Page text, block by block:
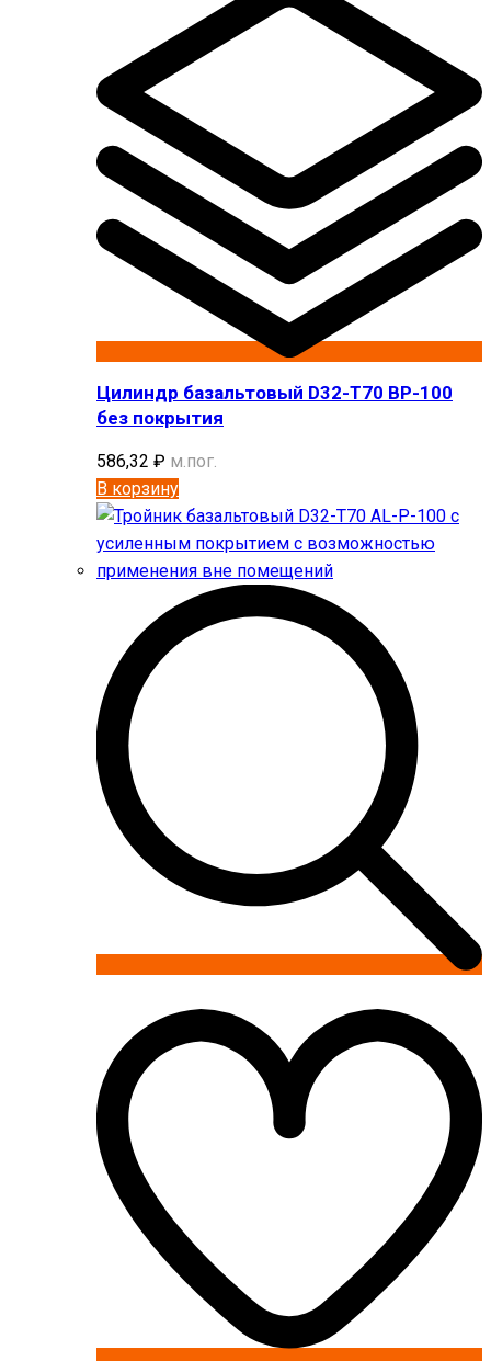
Цилиндр базальтовый D32-T70 BP-100
без покрытия
586,32 ₽ м.пог.
В корзину